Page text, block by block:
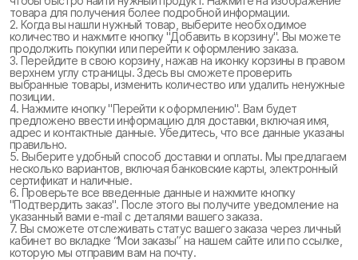
товара для получения более подробной информации.
2. Когда вы нашли нужный товар, выберите необходимое
количество и нажмите кнопку "Добавить в корзину". Вы можете
продолжить покупки или перейти к оформлению заказа.
3. Перейдите в свою корзину, нажав на иконку корзины в правом
верхнем углу страницы. Здесь вы сможете проверить
выбранные товары, изменить количество или удалить ненужные
позиции.
4. Нажмите кнопку "Перейти к оформлению". Вам будет
предложено ввести информацию для доставки, включая имя,
адрес и контактные данные. Убедитесь, что все данные указаны
правильно.
5. Выберите удобный способ доставки и оплаты. Мы предлагаем
несколько вариантов, включая банковские карты, электронный
сертификат и наличные.
6. Проверьте все введенные данные и нажмите кнопку
"Подтвердить заказ". После этого вы получите уведомление на
указанный вами e-mail с деталями вашего заказа.
7. Вы сможете отслеживать статус вашего заказа через личный
кабинет во вкладке “Мои заказы” на нашем сайте или по ссылке,
которую мы отправим вам на почту.